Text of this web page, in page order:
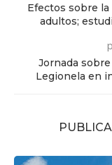
Efectos sobre
adultos;
Jornada
Legionela en